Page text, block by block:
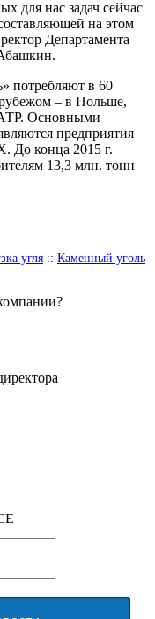
для нас задач сейчас
на этом
Департамента
потребляют в 60
– в Польше,
Основными
предприятия
До конца 2015 г.
13,3 млн. тонн
угля :: Каменный уголь